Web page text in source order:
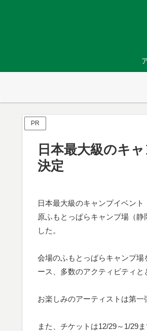
PR
日本最大級のキ
決定
日本最大級のキャンプイベン
原ふもとっぱらキャンプ場（
した。
会場のふもとっぱらキャンプ
ース、多数のアクティビティと
お楽しみのアーティストは第一
また、チケットは12/29～1/29